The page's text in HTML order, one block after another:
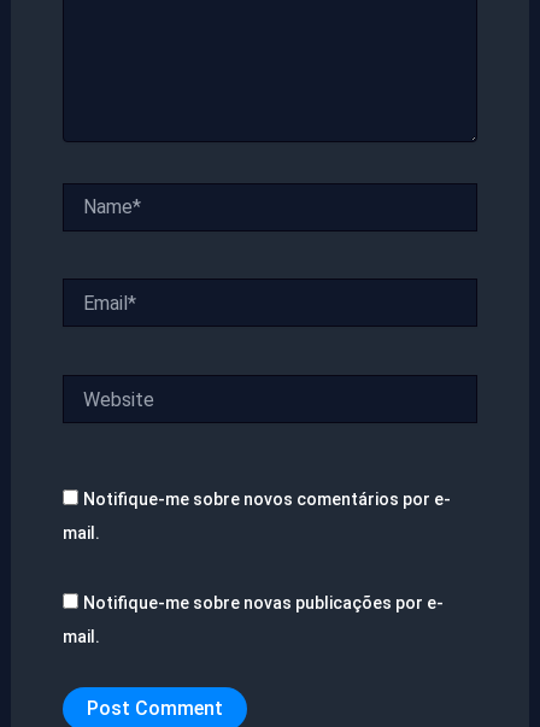
Notifique-me sobre novos comentários por e-
mail.
Notifique-me sobre novas publicações por e-
mail.